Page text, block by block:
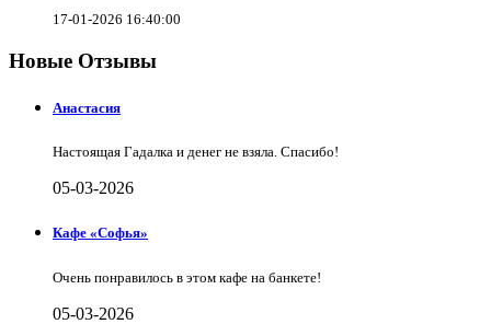
17-01-2026 16:40:00
Новые Отзывы
Анастасия
Настоящая Гадалка и денег не взяла. Спасибо!
05-03-2026
Кафе «Софья»
Очень понравилось в этом кафе на банкете!
05-03-2026